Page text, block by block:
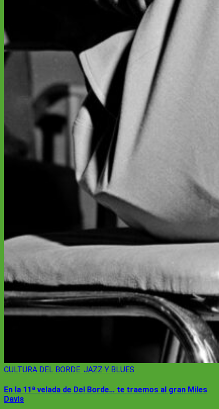
CULTURA DEL BORDE. JAZZ Y BLUES
En la 11ª velada de Del Borde… te traemos al gran Miles
Davis